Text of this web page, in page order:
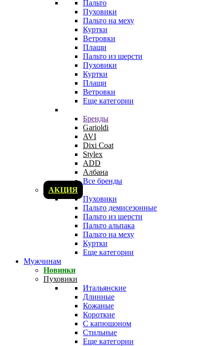
Пальто
Пуховики
Пальто на меху
Куртки
Ветровки
Плащи
Пальто из шерсти
Пуховики
Куртки
Плащи
Ветровки
Еще категории
Бренды
Garioldi
AVI
Dixi Coat
Stylex
ADD
Албана
Все бренды
АКЦИЯ
Пуховики
Пальто демисезонные
Пальто из шерсти
Пальто альпака
Пальто на меху
Куртки
Еще категории
Мужчинам
Новинки
Пуховики
Итальянские
Длинные
Кожаные
Короткие
С капюшоном
Стильные
Еще категории